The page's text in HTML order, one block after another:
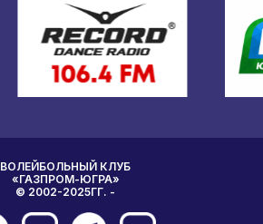
ВОЛЕЙБОЛЬНЫЙ КЛУБ
«ГАЗПРОМ-ЮГРА»
© 2002-2025ГГ. -